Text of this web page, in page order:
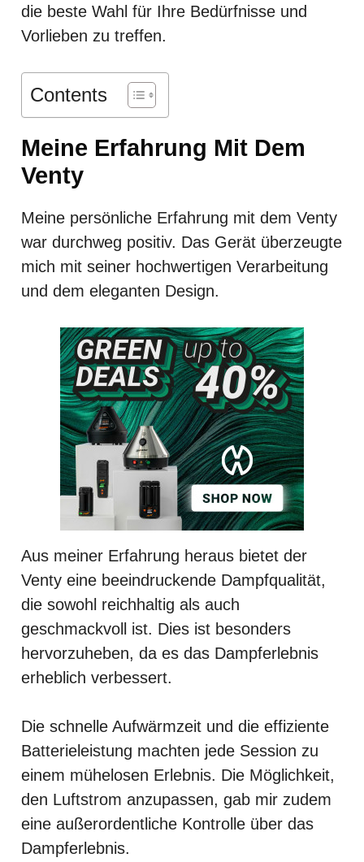
die beste Wahl für Ihre Bedürfnisse und
Vorlieben zu treffen.
Contents
Meine Erfahrung Mit Dem
Venty
Meine persönliche Erfahrung mit dem Venty
war durchweg positiv. Das Gerät überzeugte
mich mit seiner hochwertigen Verarbeitung
und dem eleganten Design.
Aus meiner Erfahrung heraus bietet der
Venty eine beeindruckende Dampfqualität,
die sowohl reichhaltig als auch
geschmackvoll ist. Dies ist besonders
hervorzuheben, da es das Dampferlebnis
erheblich verbessert.
Die schnelle Aufwärmzeit und die effiziente
Batterieleistung machten jede Session zu
einem mühelosen Erlebnis. Die Möglichkeit,
den Luftstrom anzupassen, gab mir zudem
eine außerordentliche Kontrolle über das
Dampferlebnis.